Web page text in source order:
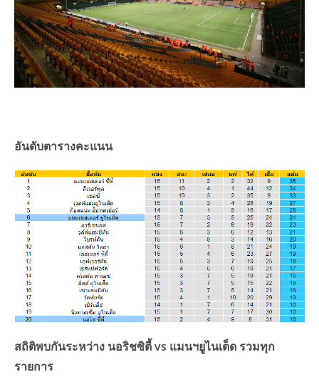
อันดับตารางคะแนน
สถิติพบกันระหว่าง นอริชซิตี้ vs แมนฯยูไนเต็ด รวมทุก
รายการ